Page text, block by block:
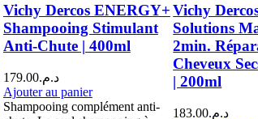
Vichy Dercos ENERGY+
Shampooing Stimulant
Anti-Chute | 400ml
د.م.179.00
Ajouter au panier
Shampooing complément anti-
Vichy
Solutions
2min.
Cheveux
| 200ml
د.م.183.00